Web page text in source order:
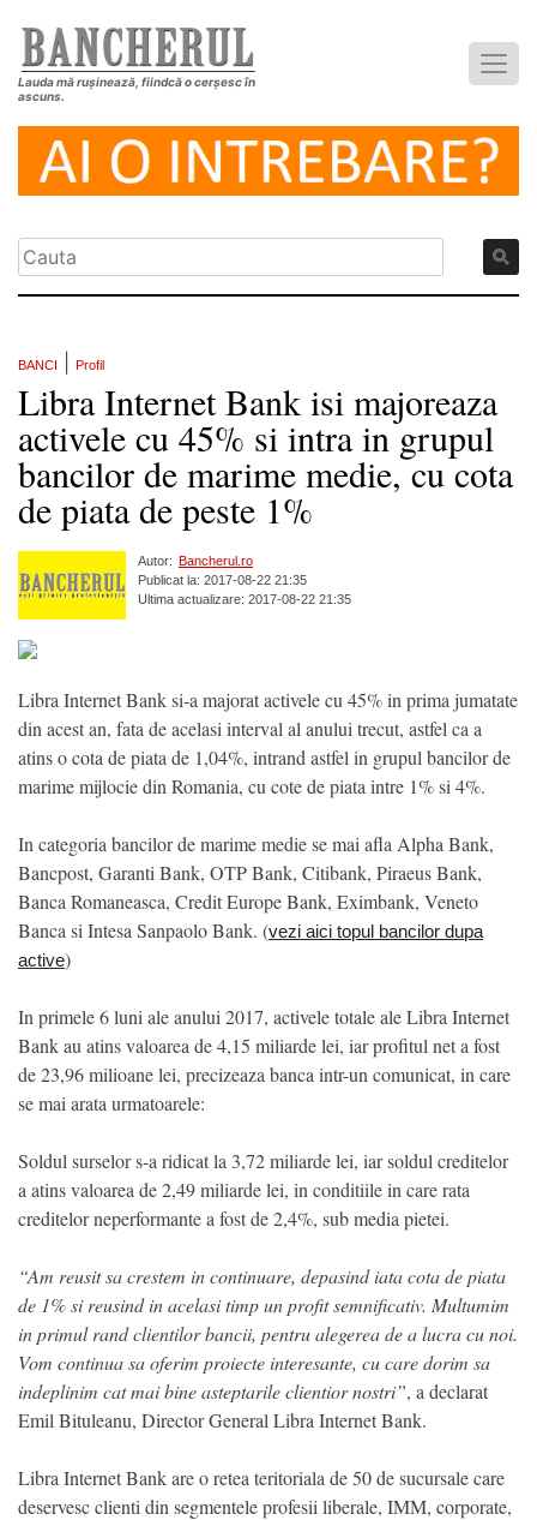
Lauda mă rușinează, fiindcă o cerșesc în
ascuns.
BANCI Profil
Libra Internet Bank isi majoreaza
activele cu 45% si intra in grupul
bancilor de marime medie, cu cota
de piata de peste 1%
Autor: Bancherul.ro
Publicat la: 2017-08-22 21:35
Ultima actualizare: 2017-08-22 21:35
Libra Internet Bank si-a majorat activele cu 45% in prima jumatate
din acest an, fata de acelasi interval al anului trecut, astfel ca a
atins o cota de piata de 1,04%, intrand astfel in grupul bancilor de
marime mijlocie din Romania, cu cote de piata intre 1% si 4%.
In categoria bancilor de marime medie se mai afla Alpha Bank,
Bancpost, Garanti Bank, OTP Bank, Citibank, Piraeus Bank,
Banca Romaneasca, Credit Europe Bank, Eximbank, Veneto
Banca si Intesa Sanpaolo Bank. (vezi aici topul bancilor dupa
active)
In primele 6 luni ale anului 2017, activele totale ale Libra Internet
Bank au atins valoarea de 4,15 miliarde lei, iar profitul net a fost
de 23,96 milioane lei, precizeaza banca intr-un comunicat, in care
se mai arata urmatoarele:
Soldul surselor s-a ridicat la 3,72 miliarde lei, iar soldul creditelor
a atins valoarea de 2,49 miliarde lei, in conditiile in care rata
creditelor neperformante a fost de 2,4%, sub media pietei.
“Am reusit sa crestem in continuare, depasind iata cota de piata
de 1% si reusind in acelasi timp un profit semnificativ. Multumim
in primul rand clientilor bancii, pentru alegerea de a lucra cu noi.
Vom continua sa oferim proiecte interesante, cu care dorim sa
indeplinim cat mai bine asteptarile clientior nostri”, a declarat
Emil Bituleanu, Director General Libra Internet Bank.
Libra Internet Bank are o retea teritoriala de 50 de sucursale care
deservesc clienti din segmentele profesii liberale, IMM, corporate,